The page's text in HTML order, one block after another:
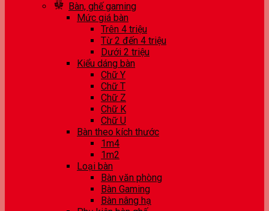
Bàn, ghế gaming
Mức giá bàn
Trên 4 triệu
Từ 2 đến 4 triệu
Dưới 2 triệu
Kiểu dáng bàn
Chữ Y
Chữ T
Chữ Z
Chữ K
Chữ U
Bàn theo kích thước
1m4
1m2
Loại bàn
Bàn văn phòng
Bàn Gaming
Bàn nâng hạ